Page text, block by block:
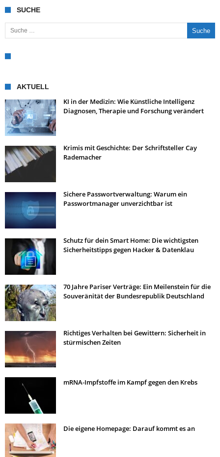
SUCHE
Suche nach:
AKTUELL
KI in der Medizin: Wie Künstliche Intelligenz
Diagnosen, Therapie und Forschung verändert
Krimis mit Geschichte: Der Schriftsteller Cay
Rademacher
Sichere Passwortverwaltung: Warum ein
Passwortmanager unverzichtbar ist
Schutz für dein Smart Home: Die wichtigsten
Sicherheitstipps gegen Hacker & Datenklau
70 Jahre Pariser Verträge: Ein Meilenstein für die
Souveränität der Bundesrepublik Deutschland
Richtiges Verhalten bei Gewittern: Sicherheit in
stürmischen Zeiten
mRNA-Impfstoffe im Kampf gegen den Krebs
Die eigene Homepage: Darauf kommt es an